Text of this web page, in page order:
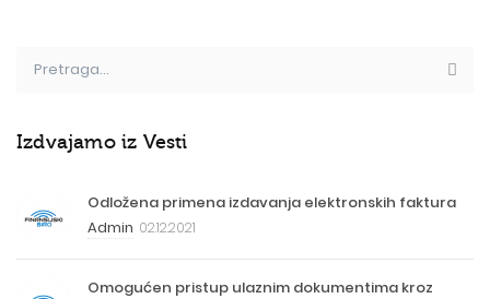
Izdvajamo iz Vesti
Odložena primena izdavanja elektronskih faktura
Admin 02.12.2021
Omogućen pristup ulaznim dokumentima kroz